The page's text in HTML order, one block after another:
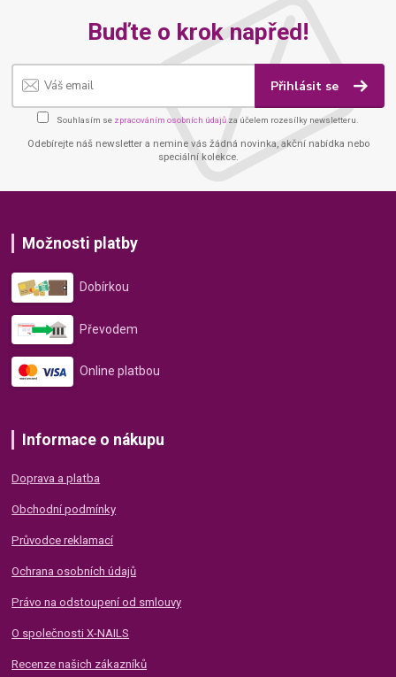
Buďte o krok napřed!
Přihlásit se
Souhlasím se zpracováním osobních údajů za účelem rozesílky newsletteru.
Odebírejte náš newsletter a nemine vás žádná novinka, akční nabídka nebo
speciální kolekce.
Možnosti platby
Dobírkou
Převodem
Online platbou
Informace o nákupu
Doprava a platba
Obchodní podmínky
Průvodce reklamací
Ochrana osobních údajů
Právo na odstoupení od smlouvy
O společnosti X-NAILS
Recenze našich zákazníků